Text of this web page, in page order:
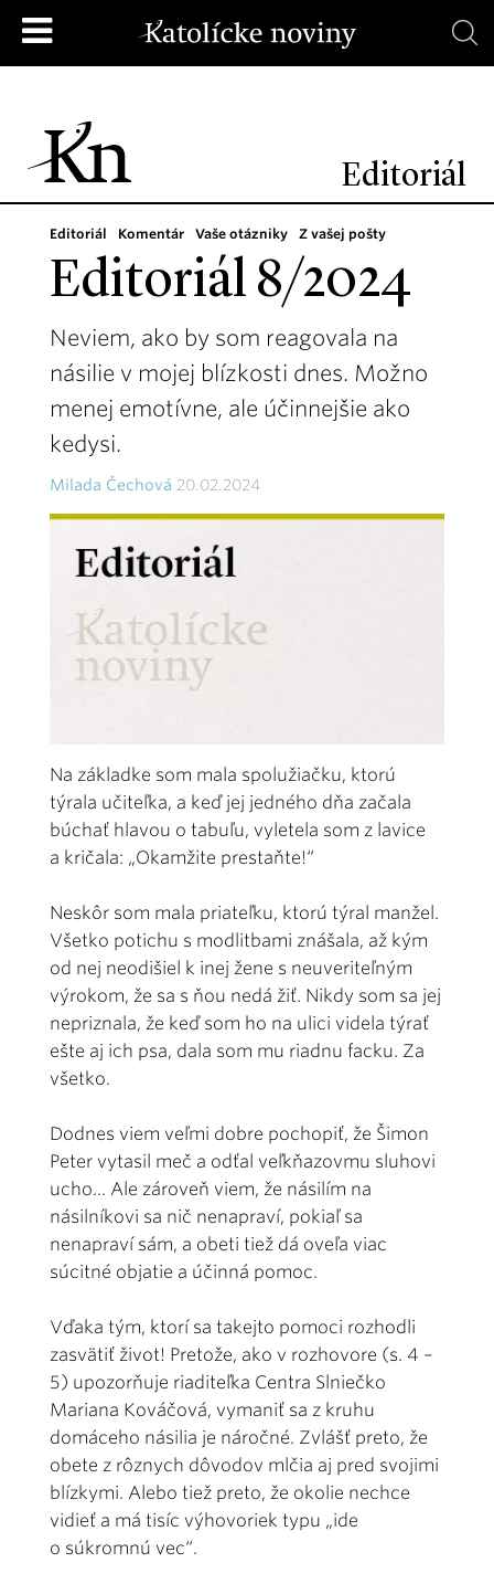
Editoriál
Editoriál Komentár Vaše otázniky Z vašej pošty
Editoriál 8/2024
Neviem, ako by som reagovala na
násilie v mojej blízkosti dnes. Možno
menej emotívne, ale účinnejšie ako
kedysi.
Milada Čechová 20.02.2024
Na základke som mala spolužiačku, ktorú
týrala učiteľka, a keď jej jedného dňa začala
búchať hlavou o tabuľu, vyletela som z lavice
a kričala: „Okamžite prestaňte!“
Neskôr som mala priateľku, ktorú týral manžel.
Všetko potichu s modlitbami znášala, až kým
od nej neodišiel k inej žene s neuveriteľným
výrokom, že sa s ňou nedá žiť. Nikdy som sa jej
nepriznala, že keď som ho na ulici videla týrať
ešte aj ich psa, dala som mu riadnu facku. Za
všetko.
Dodnes viem veľmi dobre pochopiť, že Šimon
Peter vytasil meč a odťal veľkňazovmu sluhovi
ucho... Ale zároveň viem, že násilím na
násilníkovi sa nič nenapraví, pokiaľ sa
nenapraví sám, a obeti tiež dá oveľa viac
súcitné objatie a účinná pomoc.
Vďaka tým, ktorí sa takejto pomoci rozhodli
zasvätiť život! Pretože, ako v rozhovore (s. 4 –
5) upozorňuje riaditeľka Centra Slniečko
Mariana Kováčová, vymaniť sa z kruhu
domáceho násilia je náročné. Zvlášť preto, že
obete z rôznych dôvodov mlčia aj pred svojimi
blízkymi. Alebo tiež preto, že okolie nechce
vidieť a má tisíc výhovoriek typu „ide
o súkromnú vec“.